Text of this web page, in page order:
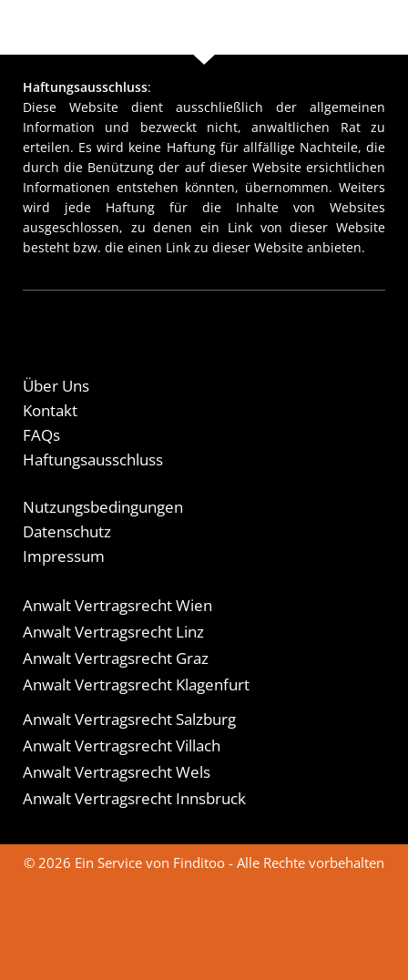
Haftungsausschluss:
Diese Website dient ausschließlich der allgemeinen
Information und bezweckt nicht, anwaltlichen Rat zu
erteilen. Es wird keine Haftung für allfällige Nachteile, die
durch die Benützung der auf dieser Website ersichtlichen
Informationen entstehen könnten, übernommen. Weiters
wird jede Haftung für die Inhalte von Websites
ausgeschlossen, zu denen ein Link von dieser Website
besteht bzw. die einen Link zu dieser Website anbieten.
Über Uns
Kontakt
FAQs
Haftungsausschluss
Nutzungsbedingungen
Datenschutz
Impressum
Anwalt Vertragsrecht Wien
Anwalt Vertragsrecht Linz
Anwalt Vertragsrecht Graz
Anwalt Vertragsrecht Klagenfurt
Anwalt Vertragsrecht Salzburg
Anwalt Vertragsrecht Villach
Anwalt Vertragsrecht Wels
Anwalt Vertragsrecht Innsbruck
© 2026 Ein Service von Finditoo - Alle Rechte vorbehalten